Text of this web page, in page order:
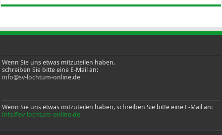
Wenn Sie uns etwas mitzuteilen haben,
schreiben Sie bitte eine E-Mail an:
info@sv-lochtum-online.de
Wenn Sie uns etwas mitzuteilen haben, schreiben Sie bitte eine E-Mail an:
info@sv-lochtum-online.de